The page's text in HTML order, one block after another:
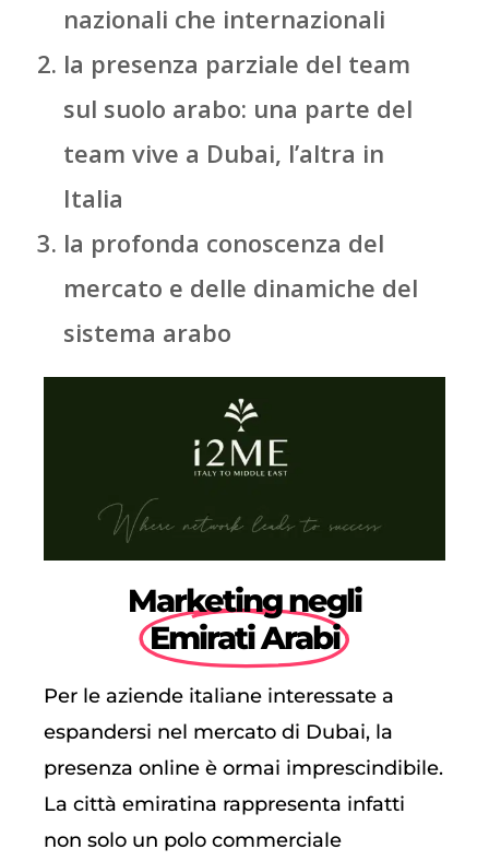
nazionali che internazionali
la presenza parziale del team
sul suolo arabo: una parte del
team vive a Dubai, l’altra in
Italia
la profonda conoscenza del
mercato e delle dinamiche del
sistema arabo
Marketing negli
Emirati Arabi
Per le aziende italiane interessate a
espandersi nel mercato di Dubai, la
presenza online è ormai imprescindibile.
La città emiratina rappresenta infatti
non solo un polo commerciale